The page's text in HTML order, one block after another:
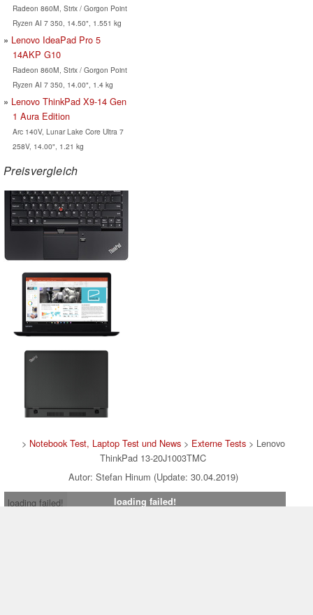
Radeon 860M, Strix / Gorgon Point
Ryzen AI 7 350, 14.50", 1.551 kg
Lenovo IdeaPad Pro 5
14AKP G10
Radeon 860M, Strix / Gorgon Point
Ryzen AI 7 350, 14.00", 1.4 kg
Lenovo ThinkPad X9-14 Gen
1 Aura Edition
Arc 140V, Lunar Lake Core Ultra 7
258V, 14.00", 1.21 kg
Preisvergleich
> Notebook Test, Laptop Test und News> Externe Tests> Lenovo
ThinkPad 13-20J1003TMC
Autor: Stefan Hinum (Update: 30.04.2019)
loading failed!
loading failed!